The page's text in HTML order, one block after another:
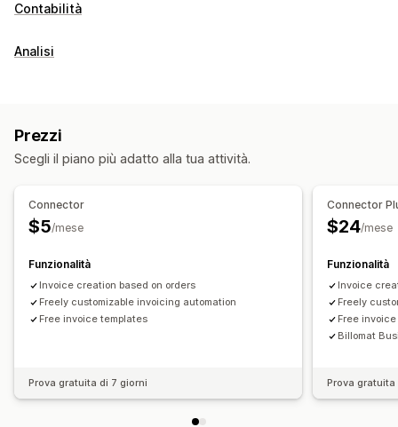
Contabilità
Analisi
Prezzi
Scegli il piano più adatto alla tua attività.
Connector
$5/mese
Funzionalità
Invoice creation based on orders
Freely customizable invoicing automation
Free invoice templates
Prova gratuita di 7 giorni
Connector
$24/mese
Funzionalità
Invoice
Freely
Free
Billomat
Prova